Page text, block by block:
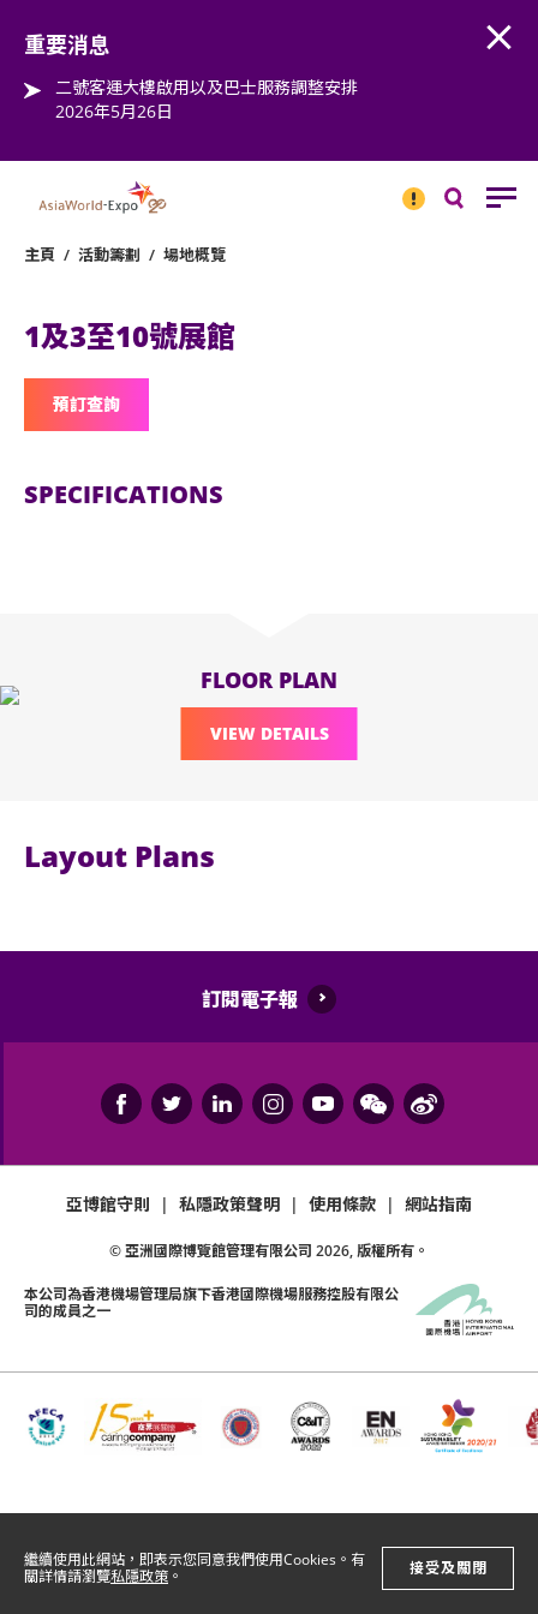
重要消息
二號客運大樓啟用以及巴士服務調整安排
2026年5月26日
消息
繼續使用此網站，即表示您同意我們使用Cookies。有
關詳情請瀏覽私隱政策 。 接受及關閉
主頁 / 活動籌劃 / 場地概覽
1及3至10號展館
預訂查詢
SPECIFICATIONS
FLOOR PLAN
VIEW DETAILS
Layout Plans
訂閱電子報
亞博館守則 | 私隱政策聲明 | 使用條款 | 網站指南
© 亞洲國際博覽館管理有限公司 2026, 版權所有。
本公司為香港機場管理局旗下香港國際機場服務控股有限公
司的成員之一